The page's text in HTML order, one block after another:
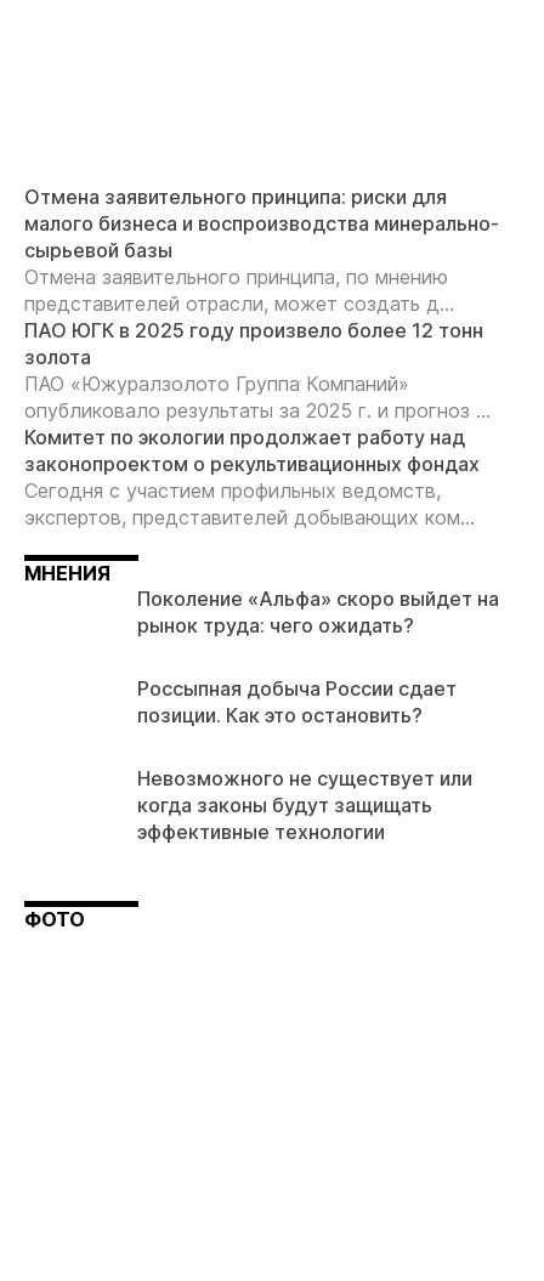
Отмена заявительного принципа: риски для
малого бизнеса и воспроизводства минерально-
сырьевой базы
Отмена заявительного принципа, по мнению
представителей отрасли, может создать д...
ПАО ЮГК в 2025 году произвело более 12 тонн
золота
ПАО «Южуралзолото Группа Компаний»
опубликовало результаты за 2025 г. и прогноз ...
Комитет по экологии продолжает работу над
законопроектом о рекультивационных фондах
Сегодня с участием профильных ведомств,
экспертов, представителей добывающих ком...
МНЕНИЯ
Поколение «Альфа» скоро выйдет на
рынок труда: чего ожидать?
Россыпная добыча России сдает
позиции. Как это остановить?
Невозможного не существует или
когда законы будут защищать
эффективные технологии
ФОТО